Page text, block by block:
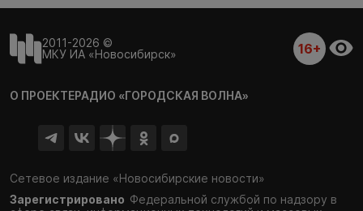
2011-2026 ©
МКУ ИА «Новосибирск»
16+
О ПРОЕКТЕРАДИО «ГОРОДСКАЯ ВОЛНА»
Сетевое издание «Новосибирские новости»
Зарегистрировано Федеральной службой по надзору в